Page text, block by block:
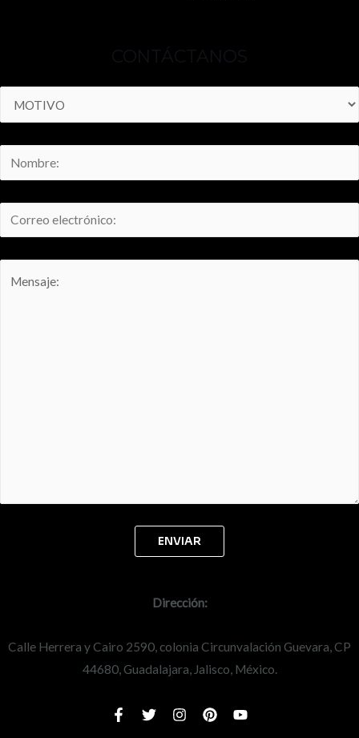
CONTÁCTANOS
Dirección:
Calle Herrera y Cairo 2590, colonia Circunvalación Guevara, CP
44680, Guadalajara, Jalisco, México.